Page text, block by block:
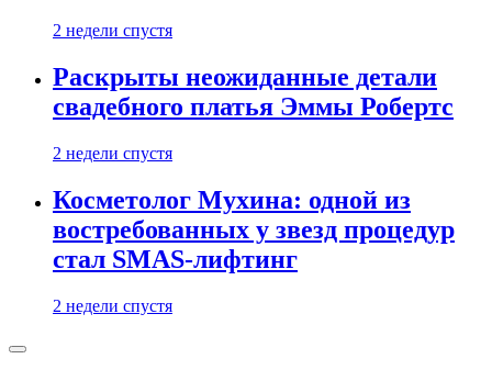
2 недели спустя
Раскрыты неожиданные детали
свадебного платья Эммы Робертс
2 недели спустя
Косметолог Мухина: одной из
востребованных у звезд процедур
стал SMAS-лифтинг
2 недели спустя